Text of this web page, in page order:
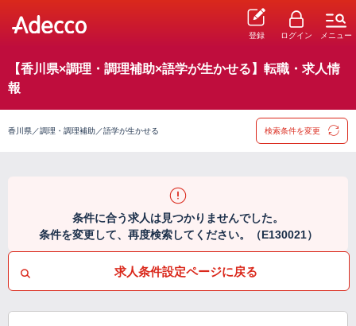
登録 ログイン メニュー
【香川県×調理・調理補助×語学が生かせる】転職・求人情
報
香川県／調理・調理補助／語学が生かせる 検索条件を変更
条件に合う求人は見つかりませんでした。
条件を変更して、再度検索してください。（E130021）
求人条件設定ページに戻る